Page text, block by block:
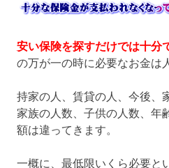
安い保険を探すだけでは十分
の万が一の時に必要なお金は
持家の人、賃貸の人、今後、
家族の人数、子供の人数、年
額は違ってきます。
一概に、最低限いくら必要と